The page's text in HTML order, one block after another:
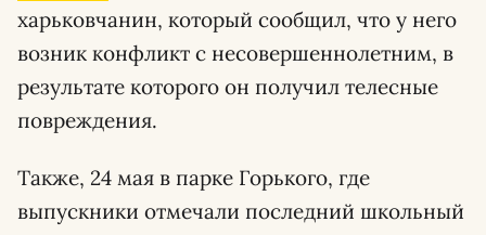
харьковчанин, который сообщил, что у него
возник конфликт с несовершеннолетним, в
результате которого он получил телесные
повреждения.
Также, 24 мая в парке Горького, где
выпускники отмечали последний школьный